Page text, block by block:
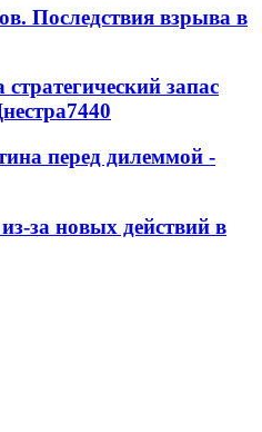
Последствия взрыва в
запас
7440
перед дилеммой -
за новых действий в